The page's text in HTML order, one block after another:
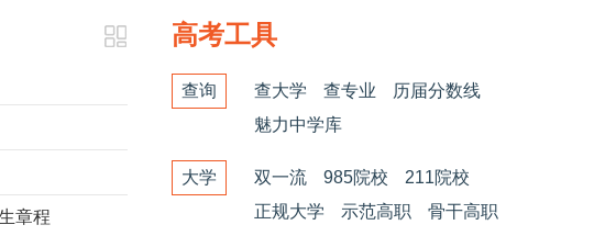
章程
高考工具
查询 查大学 查专业
历届分数线
魅力中学库
大学 双一流 985院校
211院校
正规大学
示范高职 骨干高职